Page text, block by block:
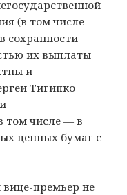
(в том числе
сохранности
их выплаты
и
Тигипко
том числе — в
ценных бумаг с
премьер не